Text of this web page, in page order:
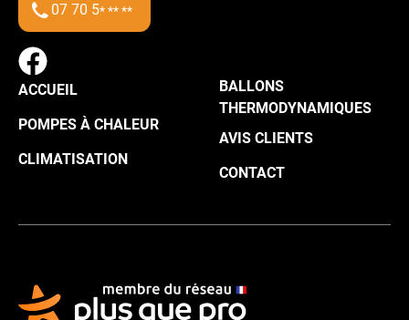
07 70 5* ** **
ACCUEIL
POMPES À CHALEUR
CLIMATISATION
BALLONS
THERMODYNAMIQUES
AVIS CLIENTS
CONTACT